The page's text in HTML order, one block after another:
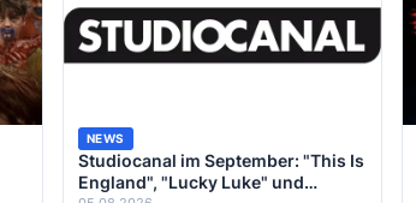
NEWS
Studiocanal im September: "This Is
England", "Lucky Luke" und